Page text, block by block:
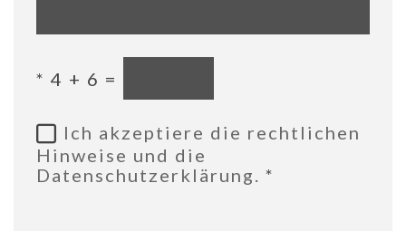
* 4 + 6 =
Ich akzeptiere die rechtlichen
Hinweise und die
Datenschutzerklärung. *